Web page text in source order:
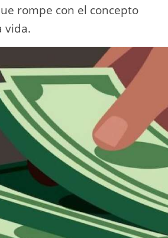
rompe con el concepto
vida.